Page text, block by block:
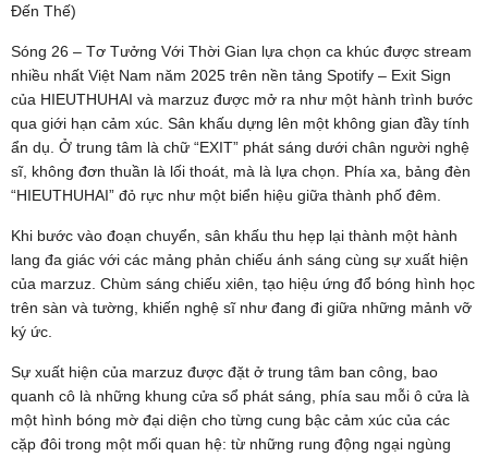
Đến Thế)
Sóng 26 – Tơ Tưởng Với Thời Gian lựa chọn ca khúc được stream
nhiều nhất Việt Nam năm 2025 trên nền tảng Spotify – Exit Sign
của HIEUTHUHAI và marzuz được mở ra như một hành trình bước
qua giới hạn cảm xúc. Sân khấu dựng lên một không gian đầy tính
ẩn dụ. Ở trung tâm là chữ “EXIT” phát sáng dưới chân người nghệ
sĩ, không đơn thuần là lối thoát, mà là lựa chọn. Phía xa, bảng đèn
“HIEUTHUHAI” đỏ rực như một biển hiệu giữa thành phố đêm.
Khi bước vào đoạn chuyển, sân khấu thu hẹp lại thành một hành
lang đa giác với các mảng phản chiếu ánh sáng cùng sự xuất hiện
của marzuz. Chùm sáng chiếu xiên, tạo hiệu ứng đổ bóng hình học
trên sàn và tường, khiến nghệ sĩ như đang đi giữa những mảnh vỡ
ký ức.
Sự xuất hiện của marzuz được đặt ở trung tâm ban công, bao
quanh cô là những khung cửa sổ phát sáng, phía sau mỗi ô cửa là
một hình bóng mờ đại diện cho từng cung bậc cảm xúc của các
cặp đôi trong một mối quan hệ: từ những rung động ngại ngùng